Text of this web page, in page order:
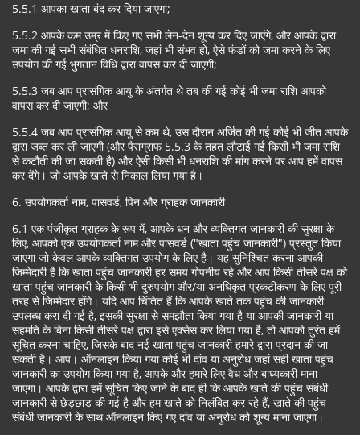
5.5.1 आपका खाता बंद कर दिया जाएगा;
5.5.2 आपके कम उम्र में किए गए सभी लेन-देन शून्य कर दिए जाएंगे, और आपके द्वारा
जमा की गई सभी संबंधित धनराशि, जहां भी संभव हो, ऐसे फंडों को जमा करने के लिए
उपयोग की गई भुगतान विधि द्वारा वापस कर दी जाएगी;
5.5.3 जब आप प्रासंगिक आयु के अंतर्गत थे तब की गई कोई भी जमा राशि आपको
वापस कर दी जाएगी; और
5.5.4 जब आप प्रासंगिक आयु से कम थे, उस दौरान अर्जित की गई कोई भी जीत आपके
द्वारा जब्त कर ली जाएगी (और पैराग्राफ 5.5.3 के तहत लौटाई गई किसी भी जमा राशि
से कटौती की जा सकती है) और ऐसी किसी भी धनराशि की मांग करने पर आप हमें वापस
कर देंगे। जो आपके खाते से निकाल लिया गया है।
6. उपयोगकर्ता नाम, पासवर्ड, पिन और ग्राहक जानकारी
6.1 एक पंजीकृत ग्राहक के रूप में, आपके धन और व्यक्तिगत जानकारी की सुरक्षा के
लिए, आपको एक उपयोगकर्ता नाम और पासवर्ड ("खाता पहुंच जानकारी") प्रस्तुत किया
जाएगा जो केवल आपके व्यक्तिगत उपयोग के लिए है। यह सुनिश्चित करना आपकी
जिम्मेदारी है कि खाता पहुंच जानकारी हर समय गोपनीय रहे और आप किसी तीसरे पक्ष को
खाता पहुंच जानकारी के किसी भी दुरुपयोग और/या अनधिकृत प्रकटीकरण के लिए पूरी
तरह से जिम्मेदार होंगे। यदि आप चिंतित हैं कि आपके खाते तक पहुंच की जानकारी
उपलब्ध करा दी गई है, इसकी सुरक्षा से समझौता किया गया है या आपकी जानकारी या
सहमति के बिना किसी तीसरे पक्ष द्वारा इसे एक्सेस कर लिया गया है, तो आपको तुरंत हमें
सूचित करना चाहिए, जिसके बाद नई खाता पहुंच जानकारी हमारे द्वारा प्रदान की जा
सकती है। आप। ऑनलाइन किया गया कोई भी दांव या अनुरोध जहां सही खाता पहुंच
जानकारी का उपयोग किया गया है, आपके और हमारे लिए वैध और बाध्यकारी माना
जाएगा। आपके द्वारा हमें सूचित किए जाने के बाद ही कि आपके खाते की पहुंच संबंधी
जानकारी से छेड़छाड़ की गई है और हम खाते को निलंबित कर रहे हैं, खाते की पहुंच
संबंधी जानकारी के साथ ऑनलाइन किए गए दांव या अनुरोध को शून्य माना जाएगा।